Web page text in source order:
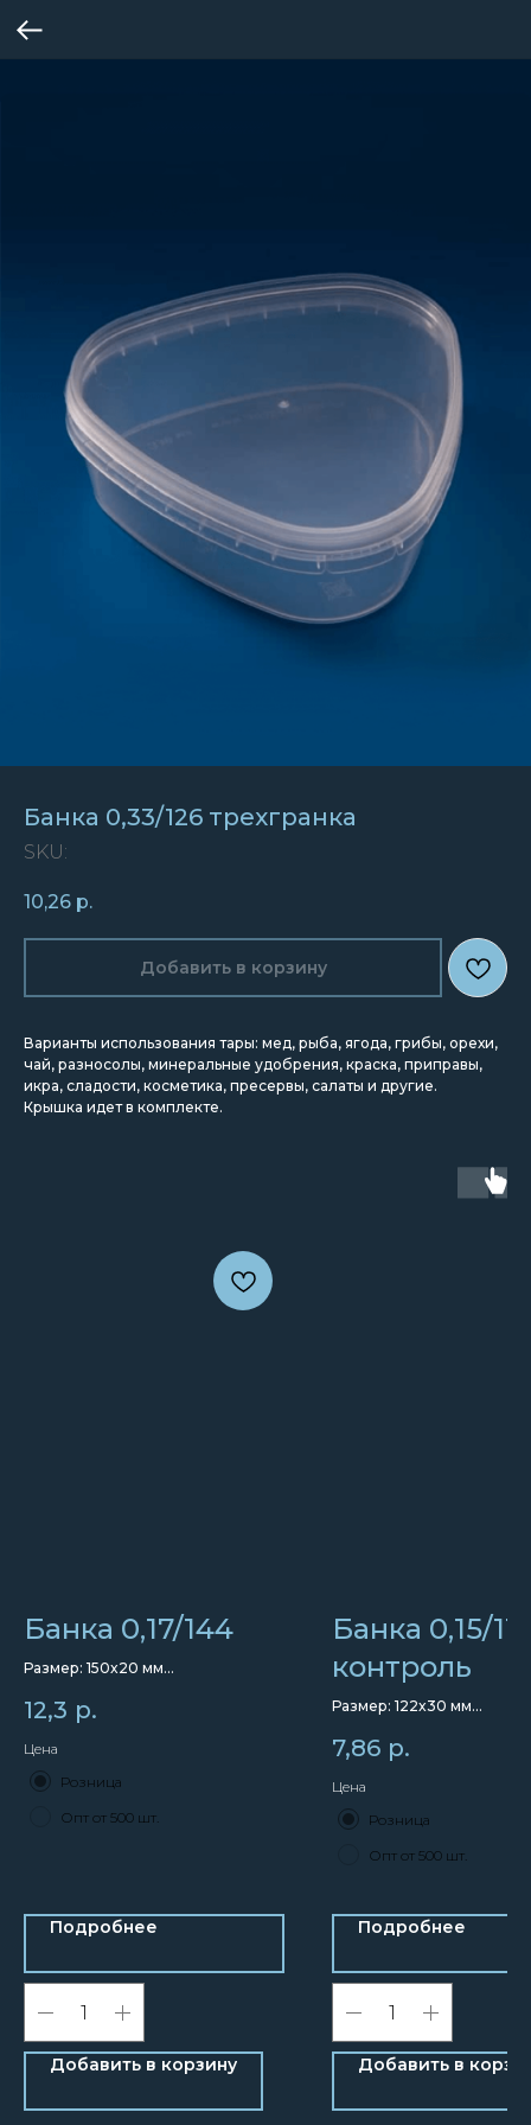
Банка 0,33/126 трехгранка
SKU:
10,26 р.
Добавить в корзину
Варианты использования тары: мед, рыба, ягода, грибы, орехи,
чай, разносолы, минеральные удобрения, краска, приправы,
икра, сладости, косметика, пресервы, салаты и другие.
Крышка идет в комплекте.
Банка 0,17/144
Размер: 150x20 мм
12,3 р.
Цена
Розница
Опт от 500 шт.
Подробнее
Добавить в корзину
Банка 0,15/
контроль
Размер: 122x30 мм
7,86 р.
Цена
Розница
Опт от 500 шт.
Подробнее
Добавить в